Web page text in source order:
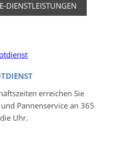
DIENSTLEISTUNGEN
erreichen Sie
Pannenservice an 365
Uhr.